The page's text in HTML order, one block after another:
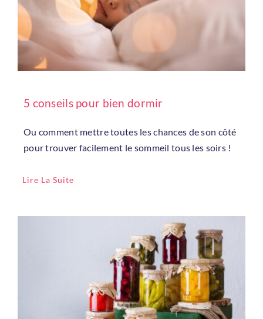
5 conseils pour bien dormir
Ou comment mettre toutes les chances de son côté
pour trouver facilement le sommeil tous les soirs !
Lire La Suite